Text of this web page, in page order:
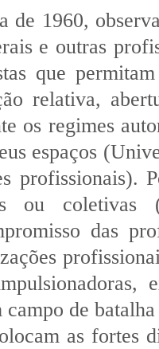
de 1960,
e outras
que
relativa,
os regimes
espaços
profissionais).
ou coletivas
das
de
as fortes